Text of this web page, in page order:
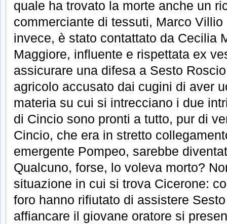
quale ha trovato la morte anche un
commerciante di tessuti, Marco
invece, è stato contattato da Cecilia
Maggiore, influente e rispettata ex
assicurare una difesa a Sesto
agricolo accusato dai cugini di aver
materia su cui si intrecciano i due
di Cincio sono pronti a tutto, pur di
Cincio, che era in stretto
emergente Pompeo, sarebbe
Qualcuno, forse, lo voleva morto?
situazione in cui si trova Cicerone:
foro hanno rifiutato di assistere
affiancare il giovane oratore si